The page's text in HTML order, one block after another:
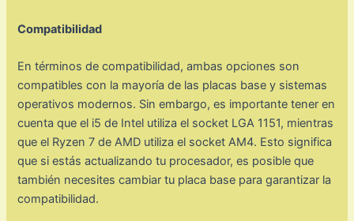
Compatibilidad
En términos de compatibilidad, ambas opciones son
compatibles con la mayoría de las placas base y sistemas
operativos modernos. Sin embargo, es importante tener en
cuenta que el i5 de Intel utiliza el socket LGA 1151, mientras
que el Ryzen 7 de AMD utiliza el socket AM4. Esto significa
que si estás actualizando tu procesador, es posible que
también necesites cambiar tu placa base para garantizar la
compatibilidad.